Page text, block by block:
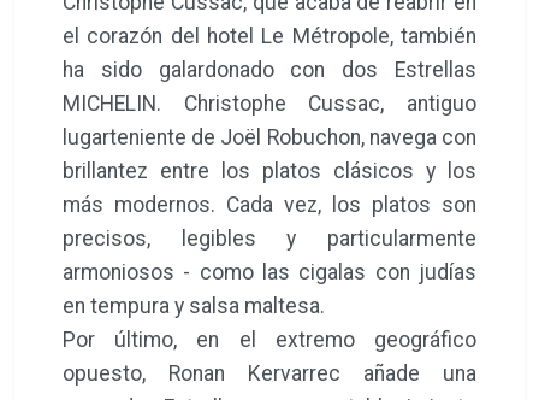
el corazón del hotel Le Métropole, también
ha sido galardonado con dos Estrellas
MICHELIN. Christophe Cussac, antiguo
lugarteniente de Joël Robuchon, navega con
brillantez entre los platos clásicos y los
más modernos. Cada vez, los platos son
precisos, legibles y particularmente
armoniosos - como las cigalas con judías
en tempura y salsa maltesa.
Por último, en el extremo geográfico
opuesto, Ronan Kervarrec añade una